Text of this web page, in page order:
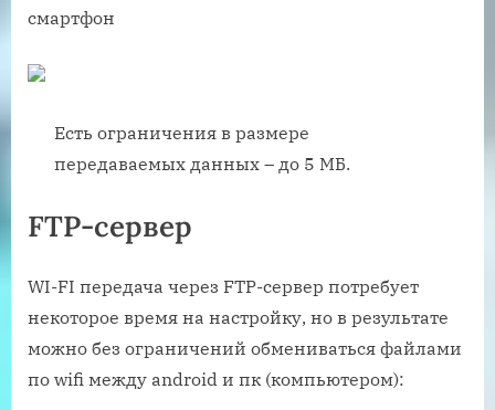
смартфон
Есть ограничения в размере
передаваемых данных – до 5 МБ.
FTP-сервер
WI-FI передача через FTP-сервер потребует
некоторое время на настройку, но в результате
можно без ограничений обмениваться файлами
по wifi между android и пк (компьютером):